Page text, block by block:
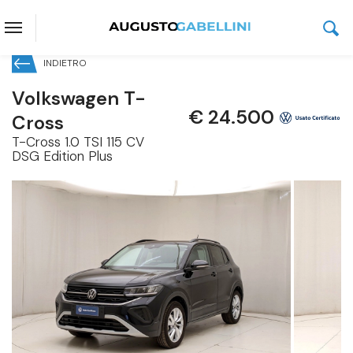
INDIETRO
Volkswagen T-
Cross
T-Cross 1.0 TSI 115 CV
DSG Edition Plus
€ 24.500
Prenota questo veicolo senza
impegno di acquisto
Volkswagen T-Cross
T-Cross 1.0 TSI 115 CV DSG Edition Plus